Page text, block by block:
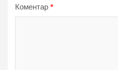
Коментар *